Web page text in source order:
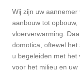
Wij zijn uw
aanbouw tot
vloerverwarming.
domotica, oftewel het
u begeleiden met het
voor het milieu en uw